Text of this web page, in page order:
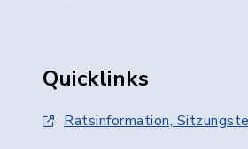
Quicklinks
Ratsinformation,